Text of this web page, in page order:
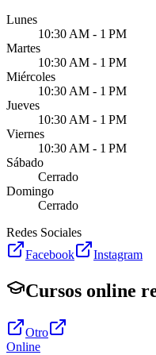
Lunes
10:30 AM - 1 PM
Martes
10:30 AM - 1 PM
Miércoles
10:30 AM - 1 PM
Jueves
10:30 AM - 1 PM
Viernes
10:30 AM - 1 PM
Sábado
Cerrado
Domingo
Cerrado
Redes Sociales
Facebook
Instagram
Cursos online
Otro
Online